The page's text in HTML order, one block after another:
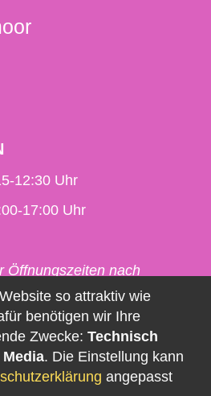
12:30 Uhr
17:00 Uhr
Öffnungszeiten nach
möglich.so attraktiv wie
benötigen wir Ihre
Zwecke: Technisch
. Die Einstellung kann
angepasst